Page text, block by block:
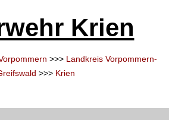
Krien
>>> Landkreis Vorpommern-
>>> Krien